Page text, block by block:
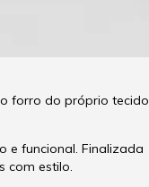
forro do próprio tecido
e funcional. Finalizada
com estilo.